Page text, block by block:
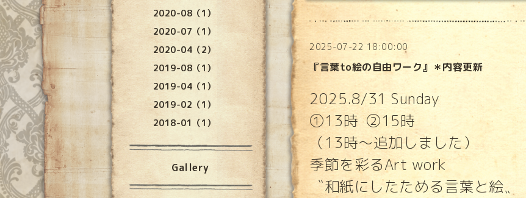
2025-07-22 18:00:00
『言葉to絵の自由ワーク』＊内容更新
2025.8/31 Sunday
①13時 ②15時
（13時〜追加しました）
季節を彩るArt work
〝和紙にしたためる言葉と絵〟
2020-08（1）
2020-07（1）
2020-04（2）
2019-08（1）
2019-04（1）
2019-02（1）
2018-01（1）
Gallery